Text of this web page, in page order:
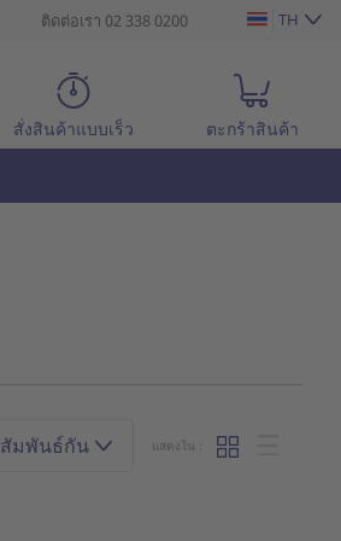
ติดต่อเรา 02 338 0200 TH
สั่งสินค้าแบบเร็ว ตะกร้าสินค้า
สัมพันธ์กัน แสดงใน :